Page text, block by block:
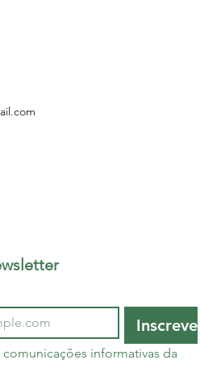
Inscrever
informativas da